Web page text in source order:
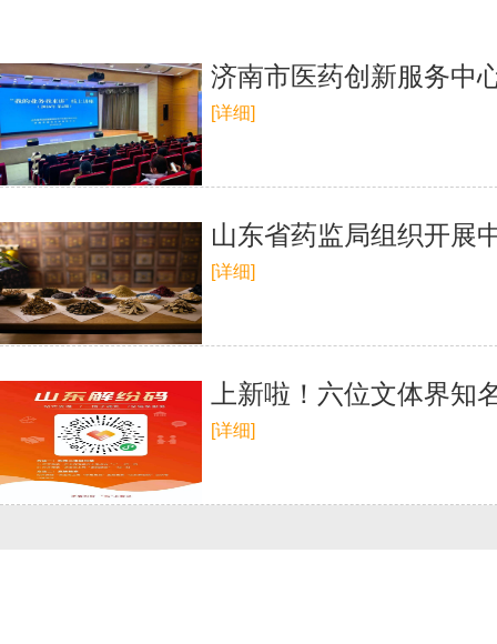
济南市医药创新服务中
[详细]
山东省药监局组织开展
[详细]
上新啦！六位文体界知
[详细]